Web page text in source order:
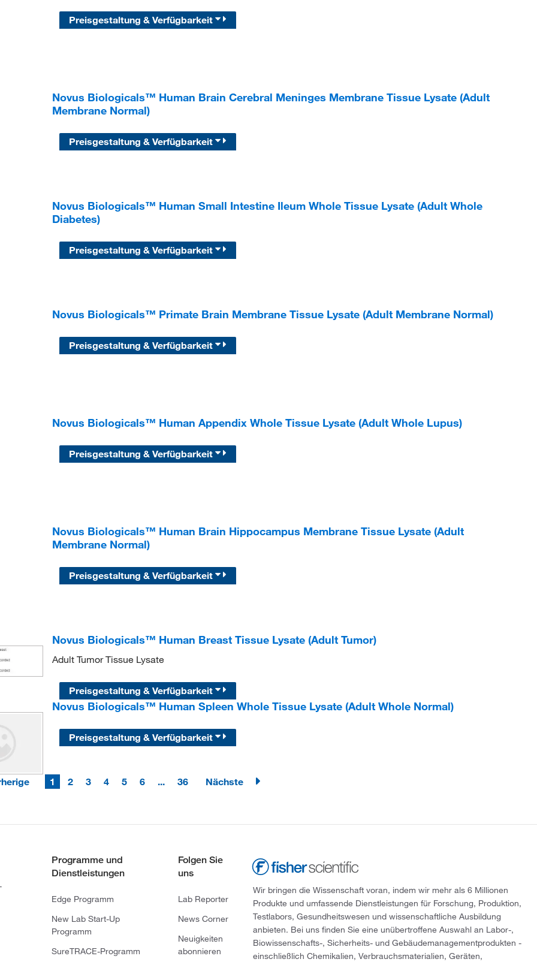
Preisgestaltung & Verfügbarkeit
Novus Biologicals™ Human Brain Cerebral Meninges Membrane Tissue Lysate (Adult
Membrane Normal)
Preisgestaltung & Verfügbarkeit
Novus Biologicals™ Human Small Intestine Ileum Whole Tissue Lysate (Adult Whole
Diabetes)
Preisgestaltung & Verfügbarkeit
Novus Biologicals™ Primate Brain Membrane Tissue Lysate (Adult Membrane Normal)
Preisgestaltung & Verfügbarkeit
Novus Biologicals™ Human Appendix Whole Tissue Lysate (Adult Whole Lupus)
Preisgestaltung & Verfügbarkeit
Novus Biologicals™ Human Brain Hippocampus Membrane Tissue Lysate (Adult
Membrane Normal)
Preisgestaltung & Verfügbarkeit
Novus Biologicals™ Human Breast Tissue Lysate (Adult Tumor)
Adult Tumor Tissue Lysate
Preisgestaltung & Verfügbarkeit
Novus Biologicals™ Human Spleen Whole Tissue Lysate (Adult Whole Normal)
Preisgestaltung & Verfügbarkeit
1 2 3 4 5 6 ... 36 Nächste
Programme und
Dienstleistungen
Edge Programm
New Lab Start-Up
Programm
SureTRACE-Programm
Folgen Sie
uns
Lab Reporter
News Corner
Neuigkeiten
abonnieren
Wir bringen die Wissenschaft voran, indem wir mehr als 6 Millionen
Produkte und umfassende Dienstleistungen für Forschung, Produktion,
Testlabors, Gesundheitswesen und wissenschaftliche Ausbildung
anbieten. Bei uns finden Sie eine unübertroffene Auswahl an Labor-,
Biowissenschafts-, Sicherheits- und Gebäudemanagementprodukten -
einschließlich Chemikalien, Verbrauchsmaterialien, Geräten,